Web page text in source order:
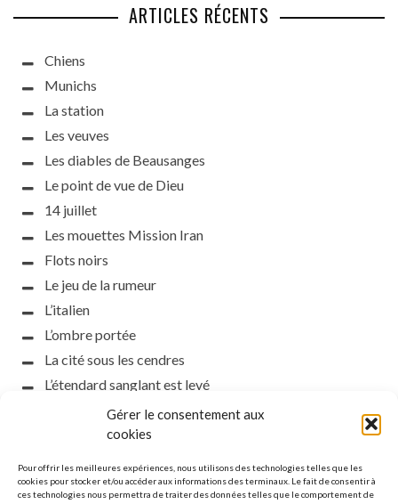
Gérer le consentement aux
cookies
Pour offrir les meilleures expériences, nous utilisons des technologies telles que les
cookies pour stocker et/ou accéder aux informations des terminaux. Le fait de consentir à
ces technologies nous permettra de traiter des données telles que le comportement de
ARTICLES RÉCENTS
Chiens
Munichs
La station
Les veuves
Les diables de Beausanges
Le point de vue de Dieu
14 juillet
Les mouettes Mission Iran
Flots noirs
Le jeu de la rumeur
L’italien
L’ombre portée
La cité sous les cendres
L’étendard sanglant est levé
L’incident d’Helsinki
la petite fasciste
Loch noir